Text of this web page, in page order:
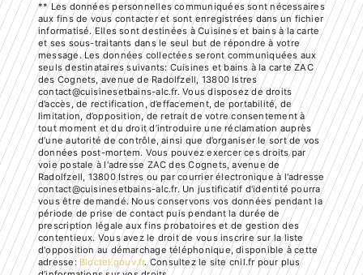
** Les données personnelles communiquées sont nécessaires
aux fins de vous contacter et sont enregistrées dans un fichier
informatisé. Elles sont destinées à Cuisines et bains à la carte
et ses sous-traitants dans le seul but de répondre à votre
message. Les données collectées seront communiquées aux
seuls destinataires suivants: Cuisines et bains à la carte ZAC
des Cognets, avenue de Radolfzell, 13800 Istres
contact@cuisinesetbains-alc.fr. Vous disposez de droits
d’accès, de rectification, d’effacement, de portabilité, de
limitation, d’opposition, de retrait de votre consentement à
tout moment et du droit d’introduire une réclamation auprès
d’une autorité de contrôle, ainsi que d’organiser le sort de vos
données post-mortem. Vous pouvez exercer ces droits par
voie postale à l'adresse ZAC des Cognets, avenue de
Radolfzell, 13800 Istres ou par courrier électronique à l'adresse
contact@cuisinesetbains-alc.fr. Un justificatif d'identité pourra
vous être demandé. Nous conservons vos données pendant la
période de prise de contact puis pendant la durée de
prescription légale aux fins probatoires et de gestion des
contentieux. Vous avez le droit de vous inscrire sur la liste
d'opposition au démarchage téléphonique, disponible à cette
adresse:
Bloctel.gouv.fr. Consultez le site cnil.fr pour plus